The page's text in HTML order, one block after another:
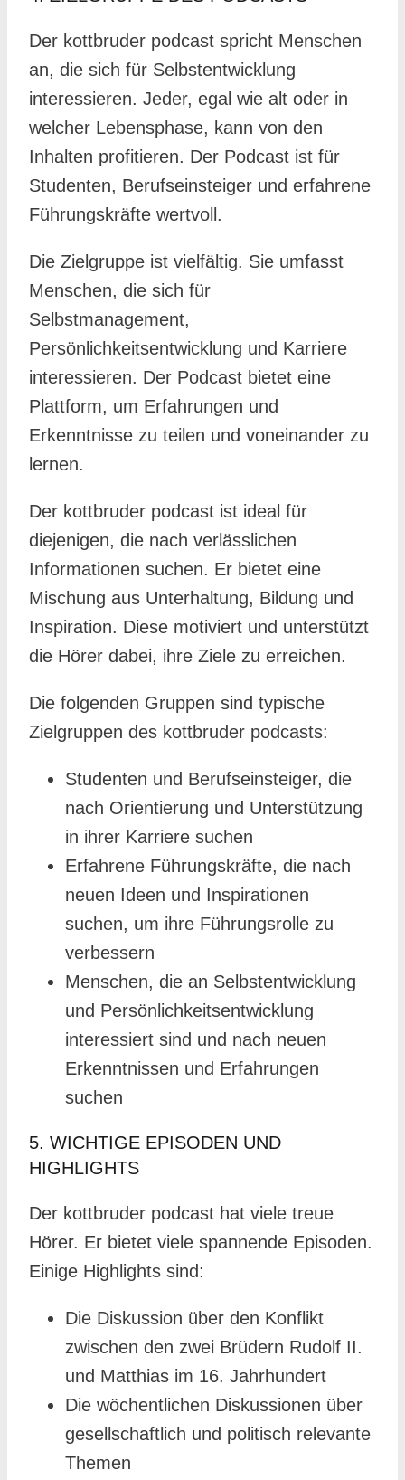
Der kottbruder podcast spricht Menschen
an, die sich für Selbstentwicklung
interessieren. Jeder, egal wie alt oder in
welcher Lebensphase, kann von den
Inhalten profitieren. Der Podcast ist für
Studenten, Berufseinsteiger und erfahrene
Führungskräfte wertvoll.
Die Zielgruppe ist vielfältig. Sie umfasst
Menschen, die sich für
Selbstmanagement,
Persönlichkeitsentwicklung und Karriere
interessieren. Der Podcast bietet eine
Plattform, um Erfahrungen und
Erkenntnisse zu teilen und voneinander zu
lernen.
Der kottbruder podcast ist ideal für
diejenigen, die nach verlässlichen
Informationen suchen. Er bietet eine
Mischung aus Unterhaltung, Bildung und
Inspiration. Diese motiviert und unterstützt
die Hörer dabei, ihre Ziele zu erreichen.
Die folgenden Gruppen sind typische
Zielgruppen des kottbruder podcasts:
Studenten und Berufseinsteiger, die
nach Orientierung und Unterstützung
in ihrer Karriere suchen
Erfahrene Führungskräfte, die nach
neuen Ideen und Inspirationen
suchen, um ihre Führungsrolle zu
verbessern
Menschen, die an Selbstentwicklung
und Persönlichkeitsentwicklung
interessiert sind und nach neuen
Erkenntnissen und Erfahrungen
suchen
5. WICHTIGE EPISODEN UND
HIGHLIGHTS
Der kottbruder podcast hat viele treue
Hörer. Er bietet viele spannende Episoden.
Einige Highlights sind:
Die Diskussion über den Konflikt
zwischen den zwei Brüdern Rudolf II.
und Matthias im 16. Jahrhundert
Die wöchentlichen Diskussionen über
gesellschaftlich und politisch relevante
Themen